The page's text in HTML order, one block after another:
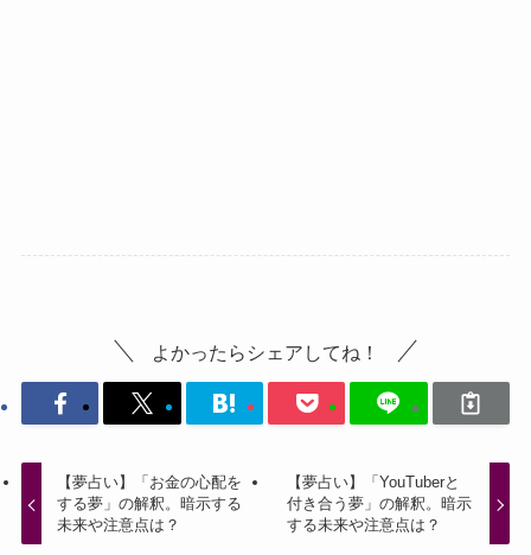
よかったらシェアしてね！
【夢占い】「お金の心配を
する夢」の解釈。暗示する
未来や注意点は？
【夢占い】「YouTuberと
付き合う夢」の解釈。暗示
する未来や注意点は？